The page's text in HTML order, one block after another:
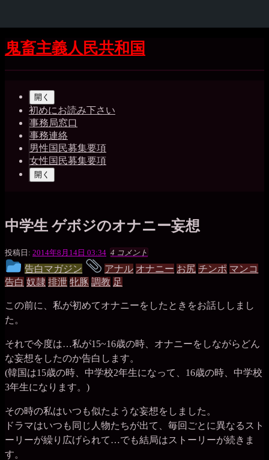
コ
ン
テ
鬼畜主義人民共和国
シ
ン
開く
初めにお読み下さい
事務局窓口
事務連絡
男性国民募集要項
女性国民募集要項
開く
中学生 ゲボジのオナニー妄想
投稿日: 2014年8月14日 03:34 ゲ
ボ
ジ
(犬
マ
4 コメント
投
稿
グ
ー
プ
告白マガジン
タ
グ
アナル オナニー お尻 チンポ マンコ
告白 奴隷 排泄 牝豚 調教 足
この前に、私が初めてオナニーをしたときをお話ししまし
た。
それで今度は…私が15~16歳の時、オナニーをしながらどん
な妄想をしたのか告白します。
(韓国は15歳の時、中学校2年生になって、16歳の時、中学校
3年生になります。)
その時の私はいつも似たような妄想をしました。
ドラマはいつも同じ人物たちが出て、毎回ごとに異なるスト
ーリーが繰り広げられて…でも結局はストーリーが続きま
す。